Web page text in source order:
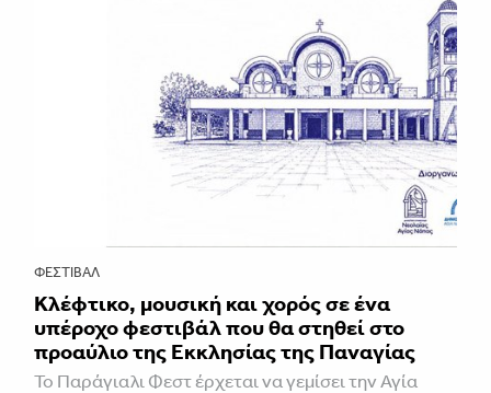
ΦΕΣΤΙΒΑΛ
Κλέφτικο, μουσική και χορός σε ένα
υπέροχο φεστιβάλ που θα στηθεί στο
προαύλιο της Εκκλησίας της Παναγίας
Το Παράγιαλι Φεστ έρχεται να γεμίσει την Αγία